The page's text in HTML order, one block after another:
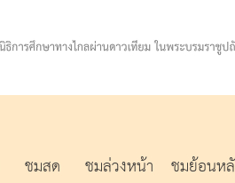
ชมสด ชมล่วงหน้า ชมย้อนห